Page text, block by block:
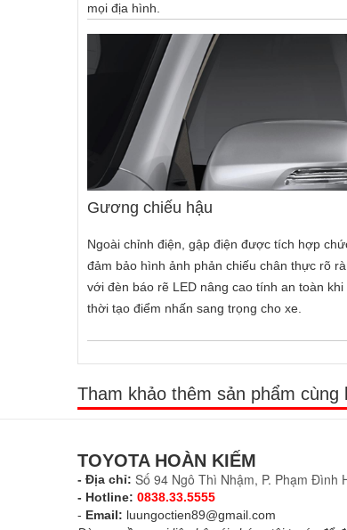
mọi địa hình.
Gương chiếu hậu
Ngoài chỉnh điện, gập điện được tích hợp
đảm bảo hình ảnh phản chiếu chân thực rõ
với đèn báo rẽ LED nâng cao tính an toàn khi
thời tạo điểm nhấn sang trọng cho xe.
Tham khảo thêm sản phẩm cùng
TOYOTA HOÀN KIẾM
- Địa chỉ: Số 94 Ngô Thì Nhậm, P. Phạm Đình
- Hotline: 0838.33.5555
- Email: luungoctien89@gmail.com